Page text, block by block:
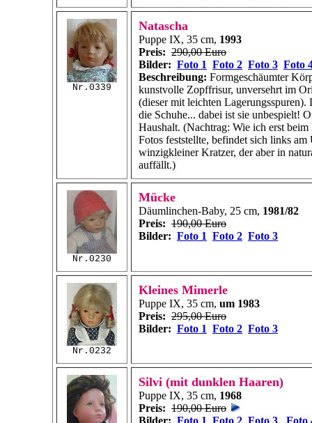
Nr.0339
Natascha
Puppe IX, 35 cm, 1993
Preis: 290,00 Euro
Bilder: Foto 1 Foto 2 Foto 3 Foto
Beschreibung: Formgeschäumter
kunstvolle Zopffrisur, unversehrt im
(dieser mit leichten Lagerungsspuren).
die Schuhe... dabei ist sie unbespielt!
Haushalt. (Nachtrag: Wie ich erst beim
Fotos feststellte, befindet sich links
winzigkleiner Kratzer, der aber in
auffällt.)
Nr.0230
Mücke
Däumlinchen-Baby, 25 cm, 1981/82
Preis: 190,00 Euro
Bilder: Foto 1 Foto 2 Foto 3
Nr.0232
Kleines Mimerle
Puppe IX, 35 cm, um 1983
Preis: 295,00 Euro
Bilder: Foto 1 Foto 2 Foto 3
Silvi (mit dunklen Haaren)
Puppe IX, 35 cm, 1968
Preis: 190,00 Euro
Bilder: Foto 1 Foto 2 Foto 3
Foto